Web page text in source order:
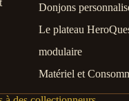
la
du
produit
Donjons
Le plateau
modulaire
Matériel et